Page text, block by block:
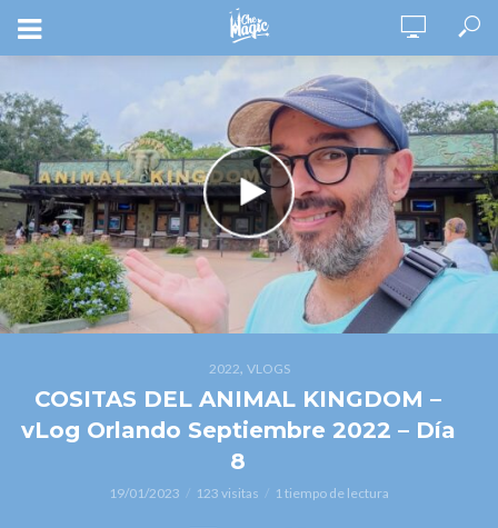
2022, VLOGS
COSITAS DEL ANIMAL KINGDOM –
vLog Orlando Septiembre 2022 – Día
8
19/01/2023 123 visitas 1 tiempo de lectura